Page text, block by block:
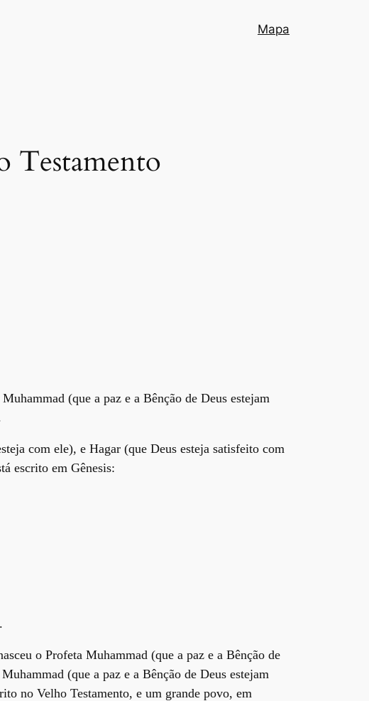
Mapa
Testamento
(que a paz e a Bênção de Deus estejam
com ele), e Hagar (que Deus esteja satisfeito com
escrito em Gênesis:
o Profeta Muhammad (que a paz e a Bênção de
(que a paz e a Bênção de Deus estejam
no Velho Testamento, e um grande povo, em